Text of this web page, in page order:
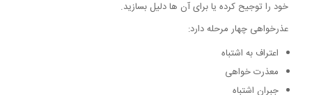
خود را توجیح کرده یا برای آن ها دلیل بسازید.
عذرخواهی چهار مرحله دارد:
اعتراف به اشتباه
معذرت خواهی
جبران اشتباه